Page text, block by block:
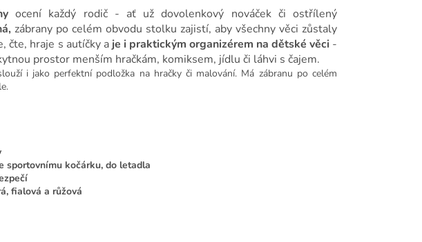
ocení každý rodič - ať už dovolenkový nováček či ostřílený
zábrany po celém obvodu stolku zajistí, aby všechny věci zůstaly
čte, hraje s autíčky aje i praktickým organizérem na dětské věci-
prostor menším hračkám, komiksem, jídlu či láhvi s čajem.
i jako perfektní podložka na hračky či malování. Má zábranu po celém
sportovnímu kočárku, do letadla
fialová a růžová